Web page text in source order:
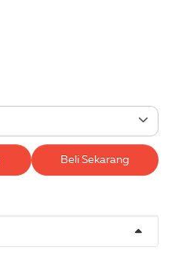
Beli Sekarang